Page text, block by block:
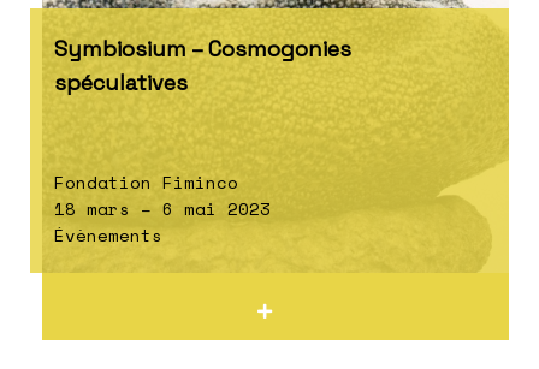
Symbiosium – Cosmogonies
spéculatives
Fondation Fiminco
18 mars – 6 mai 2023
Évènements